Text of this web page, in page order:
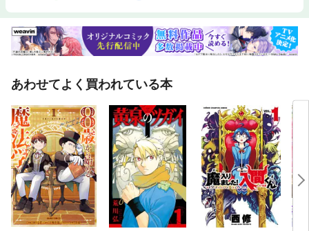
あわせてよく買われている本